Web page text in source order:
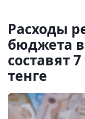
Расходы
бюджета в
составят
тенге